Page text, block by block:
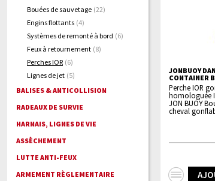
Bouées de sauvetage (22)
Engins flottants (4)
Systèmes de remonté à bord (6)
Feux à retournement (8)
Perches IOR (6)
Lignes de jet (5)
BALISES & ANTICOLLISION
RADEAUX DE SURVIE
HARNAIS, LIGNES DE VIE
ASSÈCHEMENT
LUTTE ANTI-FEUX
ARMEMENT RÈGLEMENTAIRE
JONBUOY
CONTAINER
Perche IOR
homologuée
JON BUOY
cheval